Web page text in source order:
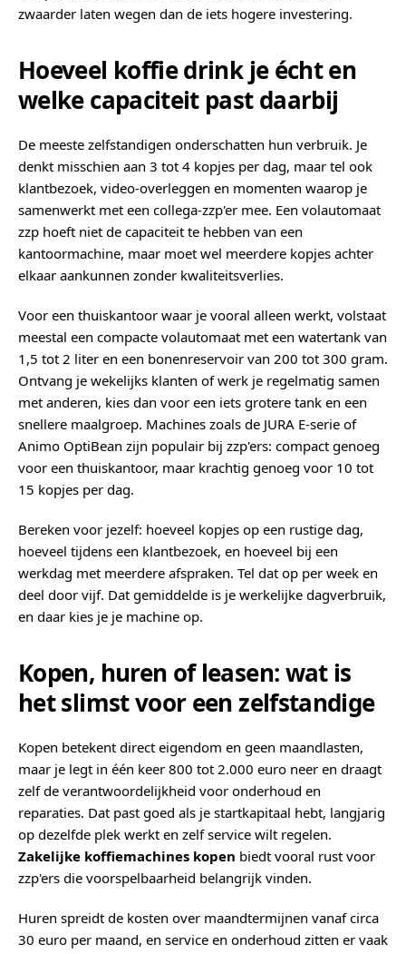
zwaarder laten wegen dan de iets hogere investering.
Hoeveel koffie drink je écht en
welke capaciteit past daarbij
De meeste zelfstandigen onderschatten hun verbruik. Je
denkt misschien aan 3 tot 4 kopjes per dag, maar tel ook
klantbezoek, video-overleggen en momenten waarop je
samenwerkt met een collega-zzp'er mee. Een volautomaat
zzp hoeft niet de capaciteit te hebben van een
kantoormachine, maar moet wel meerdere kopjes achter
elkaar aankunnen zonder kwaliteitsverlies.
Voor een thuiskantoor waar je vooral alleen werkt, volstaat
meestal een compacte volautomaat met een watertank van
1,5 tot 2 liter en een bonenreservoir van 200 tot 300 gram.
Ontvang je wekelijks klanten of werk je regelmatig samen
met anderen, kies dan voor een iets grotere tank en een
snellere maalgroep. Machines zoals de JURA E-serie of
Animo OptiBean zijn populair bij zzp'ers: compact genoeg
voor een thuiskantoor, maar krachtig genoeg voor 10 tot
15 kopjes per dag.
Bereken voor jezelf: hoeveel kopjes op een rustige dag,
hoeveel tijdens een klantbezoek, en hoeveel bij een
werkdag met meerdere afspraken. Tel dat op per week en
deel door vijf. Dat gemiddelde is je werkelijke dagverbruik,
en daar kies je je machine op.
Kopen, huren of leasen: wat is
het slimst voor een zelfstandige
Kopen betekent direct eigendom en geen maandlasten,
maar je legt in één keer 800 tot 2.000 euro neer en draagt
zelf de verantwoordelijkheid voor onderhoud en
reparaties. Dat past goed als je startkapitaal hebt, langjarig
op dezelfde plek werkt en zelf service wilt regelen.
Zakelijke koffiemachines kopen biedt vooral rust voor
zzp'ers die voorspelbaarheid belangrijk vinden.
Huren spreidt de kosten over maandtermijnen vanaf circa
30 euro per maand, en service en onderhoud zitten er vaak